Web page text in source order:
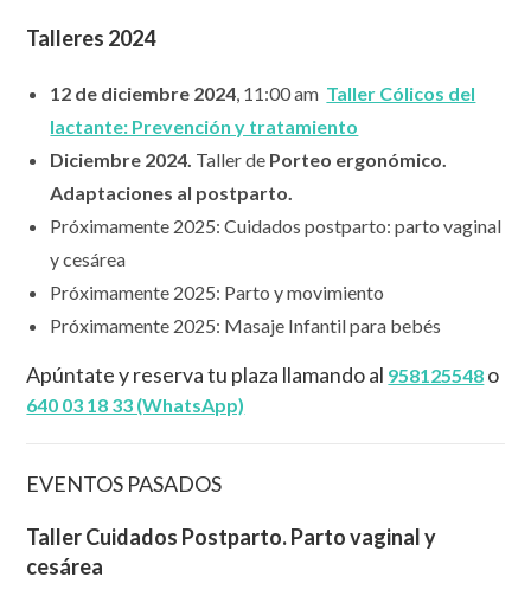
Talleres 2024
12 de diciembre 2024, 11:00 am Taller Cólicos del
lactante: Prevención y tratamiento
Diciembre 2024. Taller de Porteo ergonómico.
Adaptaciones al postparto.
Próximamente 2025: Cuidados postparto: parto vaginal
y cesárea
Próximamente 2025: Parto y movimiento
Próximamente 2025: Masaje Infantil para bebés
Apúntate y reserva tu plaza llamando al 958125548 o
640 03 18 33 (WhatsApp)
EVENTOS PASADOS
Taller Cuidados Postparto. Parto vaginal y
cesárea